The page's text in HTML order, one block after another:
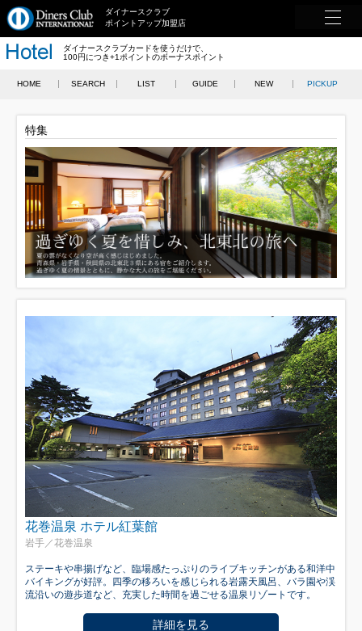
ダイナースクラブ
ポイントアップ加盟店
ダイナースクラブカードを使うだけで、
100円につき+1ポイントのボーナスポイント
HOME SEARCH LIST GUIDE NEW PICKUP
特集
花巻温泉 ホテル紅葉館
岩手／花巻温泉
ステーキや串揚げなど、臨場感たっぷりのライブキッチンがある和洋中
バイキングが好評。四季の移ろいを感じられる岩露天風呂、バラ園や渓
流沿いの遊歩道など、充実した時間を過ごせる温泉リゾートです。
詳細を見る